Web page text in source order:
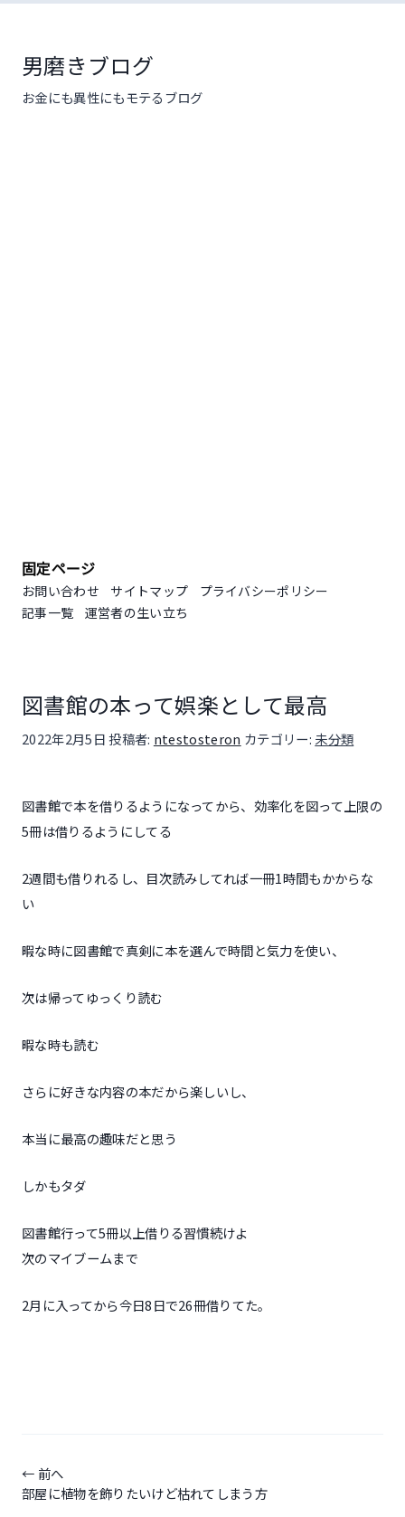
男磨きブログ
お金にも異性にもモテるブログ
固定ページ
お問い合わせ サイトマップ
プライバシーポリシー
記事一覧
運営者の生い立ち
図書館の本って娯楽として最高
投稿日:
2022年2月5日 投稿者: ntestosteron カテゴリー: 未分類
図書館で本を借りるようになってから、効率化を図って上限の
5冊は借りるようにしてる
2週間も借りれるし、目次読みしてれば一冊1時間もかからな
い
暇な時に図書館で真剣に本を選んで時間と気力を使い、
次は帰ってゆっくり読む
暇な時も読む
さらに好きな内容の本だから楽しいし、
本当に最高の趣味だと思う
しかもタダ
図書館行って5冊以上借りる習慣続けよ
次のマイブームまで
2月に入ってから今日8日で26冊借りてた。
稿
ナ
前へ
部屋に植物を飾りたいけど枯れてしまう方